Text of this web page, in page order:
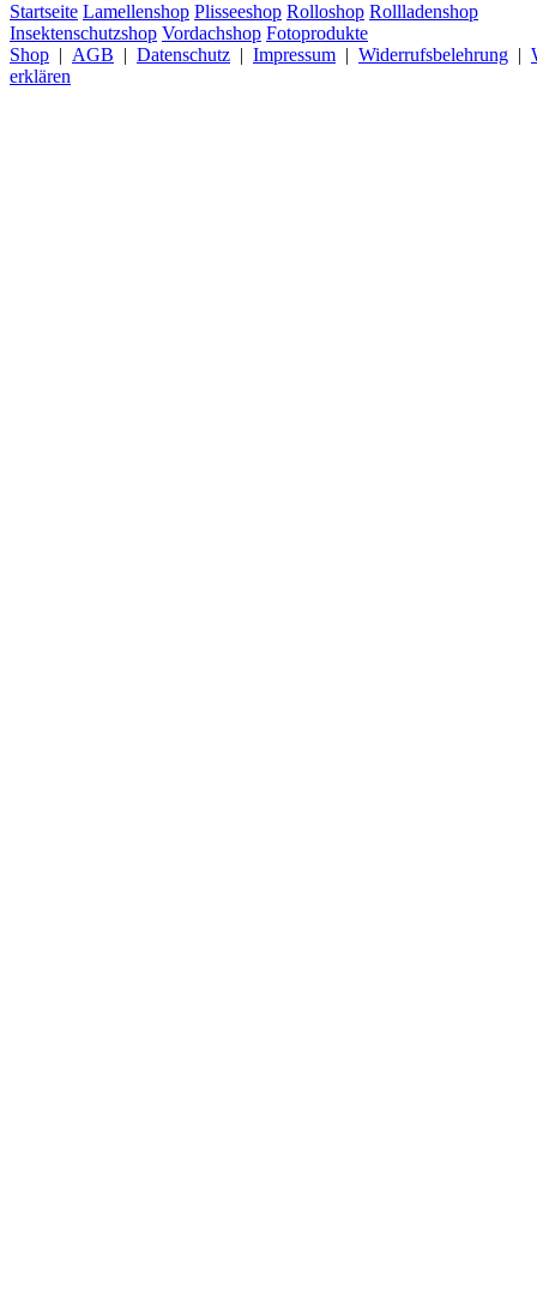
Startseite Lamellenshop Plisseeshop Rolloshop Rollladenshop
Insektenschutzshop Vordachshop Fotoprodukte
Shop | AGB | Datenschutz | Impressum | Widerrufsbelehrung |
erklären